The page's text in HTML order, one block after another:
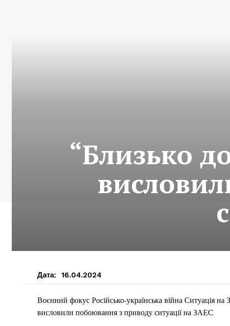
“Близько
Дата: 16.04.2024
Воєнний фокус Російсько-українська війна Ситуація
висловили побоювання з приводу ситуації на ЗАЕС